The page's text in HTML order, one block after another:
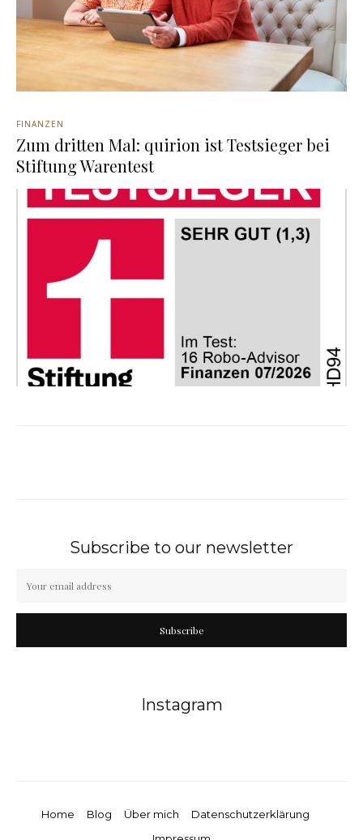
FINANZEN
Zum dritten Mal: quirion ist Testsieger bei
Stiftung Warentest
Subscribe to our newsletter
Subscribe
Instagram
Home Blog Über mich
Datenschutzerklärung